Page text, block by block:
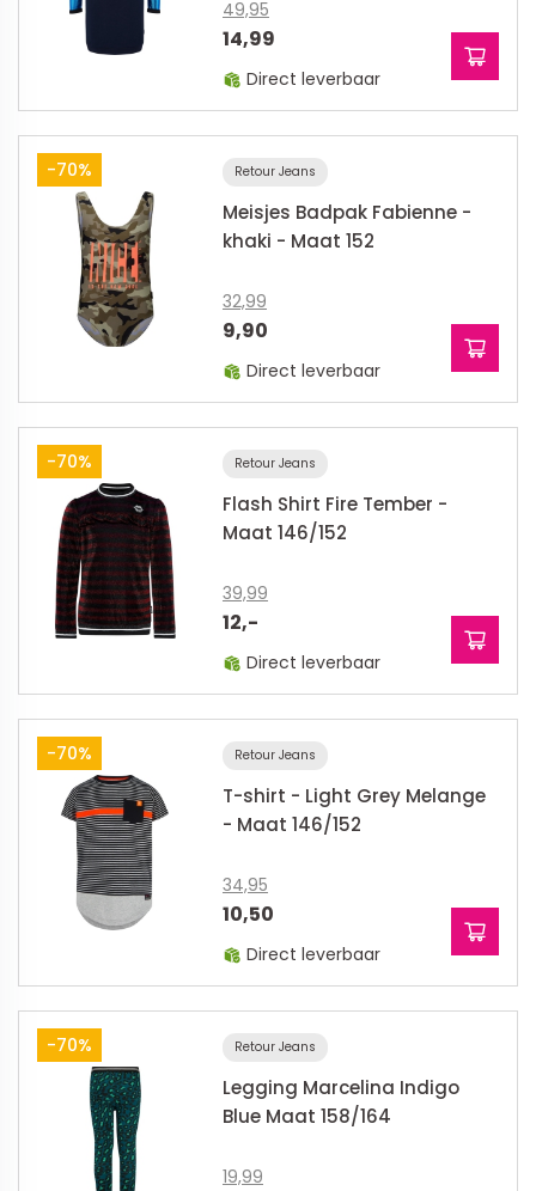
49,95
14,99
Direct leverbaar
-70% Retour Jeans
Meisjes Badpak Fabienne -
khaki - Maat 152
32,99
9,90
Direct leverbaar
-70% Retour Jeans
Flash Shirt Fire Tember -
Maat 146/152
39,99
12,-
Direct leverbaar
-70% Retour Jeans
T-shirt - Light Grey Melange
- Maat 146/152
34,95
10,50
Direct leverbaar
-70% Retour Jeans
Legging Marcelina Indigo
Blue Maat 158/164
19,99